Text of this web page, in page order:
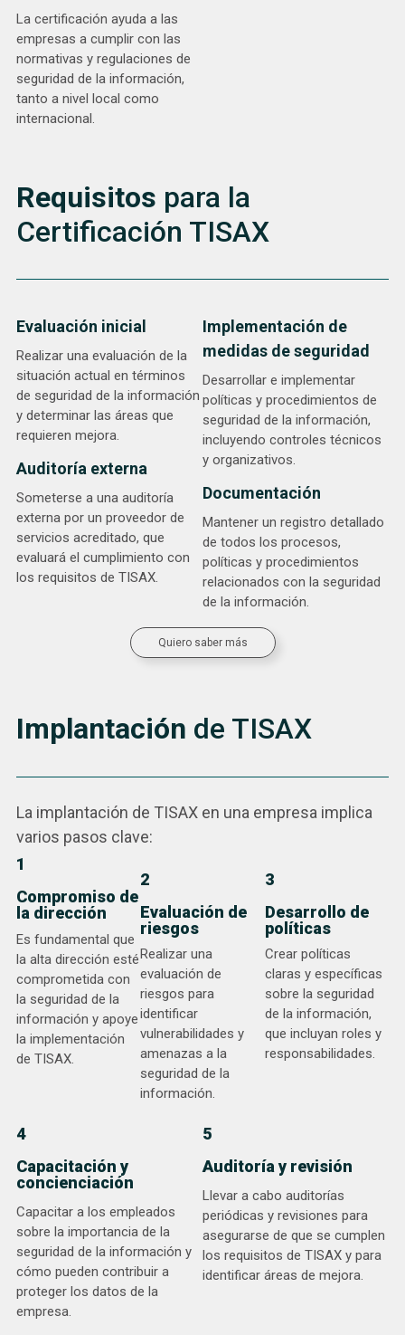
La certificación ayuda a las
empresas a cumplir con las
normativas y regulaciones de
seguridad de la información,
tanto a nivel local como
internacional.
Requisitos para la
Certificación TISAX
Evaluación inicial
Realizar una evaluación de la
situación actual en términos
de seguridad de la información
y determinar las áreas que
requieren mejora.
Auditoría externa
Someterse a una auditoría
externa por un proveedor de
servicios acreditado, que
evaluará el cumplimiento con
los requisitos de TISAX.
Implementación de
medidas de seguridad
Desarrollar e implementar
políticas y procedimientos de
seguridad de la información,
incluyendo controles técnicos
y organizativos.
Documentación
Mantener un registro detallado
de todos los procesos,
políticas y procedimientos
relacionados con la seguridad
de la información.
Quiero saber más
Implantación de TISAX
La implantación de TISAX en una empresa implica
varios pasos clave:
1
Compromiso de
la dirección
Es fundamental que
la alta dirección esté
comprometida con
la seguridad de la
información y apoye
la implementación
de TISAX.
2
Evaluación de
riesgos
Realizar una
evaluación de
riesgos para
identificar
vulnerabilidades y
amenazas a la
seguridad de la
información.
3
Desarrollo de
políticas
Crear políticas
claras y específicas
sobre la seguridad
de la información,
que incluyan roles y
responsabilidades.
4
Capacitación y
concienciación
Capacitar a los empleados
sobre la importancia de la
seguridad de la información y
cómo pueden contribuir a
proteger los datos de la
empresa.
5
Auditoría y revisión
Llevar a cabo auditorías
periódicas y revisiones para
asegurarse de que se cumplen
los requisitos de TISAX y para
identificar áreas de mejora.